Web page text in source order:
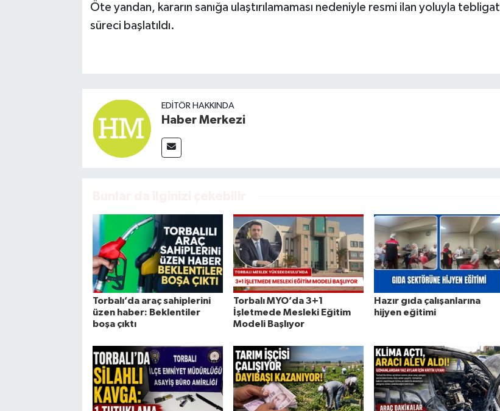
Öte yandan, kararın sanığa ulaştırılamaması nedeniyle resmi ilan yoluyla tebligat
süreci başlatıldı.
EDITÖR HAKKINDA
Haber Merkezi
Torbalı’da araç sahiplerini
üzen haber: Beklentiler
boşa çıktı
Torbalı MYO’da 3+1
İşletmede Mesleki Eğitim
Modeli Başlıyor
Hazır gıda çalışanlarına
hijyen eğitimi